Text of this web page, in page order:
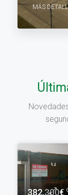
MÁS
382.300€